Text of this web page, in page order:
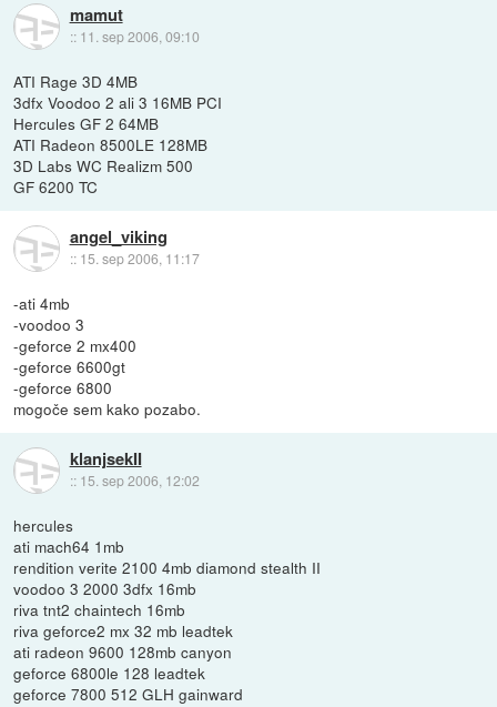
mamut
:: 11. sep 2006, 09:10
ATI Rage 3D 4MB
3dfx Voodoo 2 ali 3 16MB PCI
Hercules GF 2 64MB
ATI Radeon 8500LE 128MB
3D Labs WC Realizm 500
GF 6200 TC
angel_viking
:: 15. sep 2006, 11:17
-ati 4mb
-voodoo 3
-geforce 2 mx400
-geforce 6600gt
-geforce 6800
mogoče sem kako pozabo.
klanjsekII
:: 15. sep 2006, 12:02
hercules
ati mach64 1mb
rendition verite 2100 4mb diamond stealth II
voodoo 3 2000 3dfx 16mb
riva tnt2 chaintech 16mb
riva geforce2 mx 32 mb leadtek
ati radeon 9600 128mb canyon
geforce 6800le 128 leadtek
geforce 7800 512 GLH gainward